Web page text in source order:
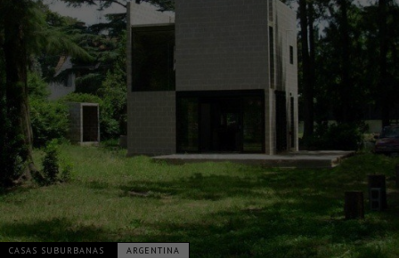
CASAS SUBURBANAS ARGENTINA